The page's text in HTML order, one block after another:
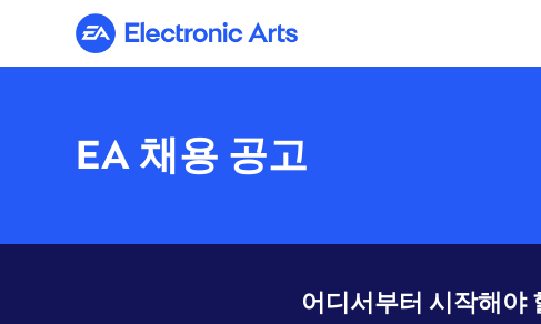
Electronic Arts
EA 채용 공고
어디서부터 시작해야